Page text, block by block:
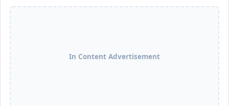
In Content Advertisement